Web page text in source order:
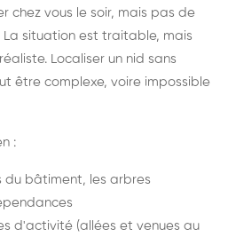
chez vous le soir, mais pas de
situation est traitable, mais
Localiser un nid sans
être complexe, voire impossible
:
du bâtiment, les arbres
d'activité (allées et venues au